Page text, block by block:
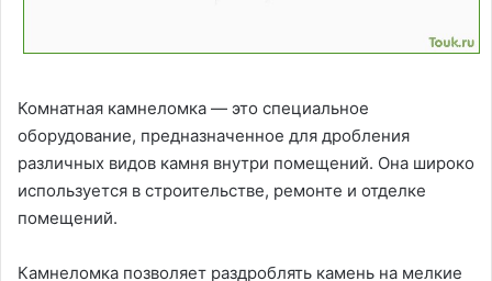
Комнатная камнеломка — это специальное
оборудование, предназначенное для дробления
различных видов камня внутри помещений. Она широко
используется в строительстве, ремонте и отделке
помещений.
Камнеломка позволяет раздроблять камень на мелкие